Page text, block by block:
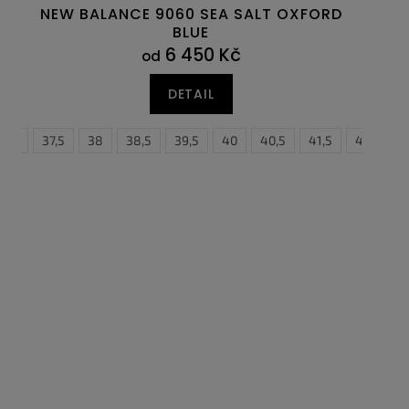
NEW BALANCE 9060 SEA SALT OXFORD
BLUE
od 6 450 Kč
DETAIL
37,5 38 38,5 39,5 40 40,5 41,5 42